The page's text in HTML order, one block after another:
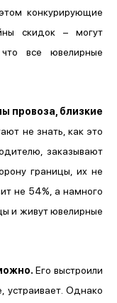
конкурирующие
скидок – могут
все ювелирные
провоза, близкие
не знать, как это
заказывают
границы, их не
не 54%, а намного
и живут ювелирные
Его выстроили
устраивает. Однако